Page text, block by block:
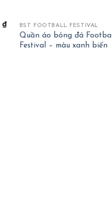
₫ BST FOOTBALL FESTIVAL
Quần áo bóng đá Football
Festival – màu xanh biển